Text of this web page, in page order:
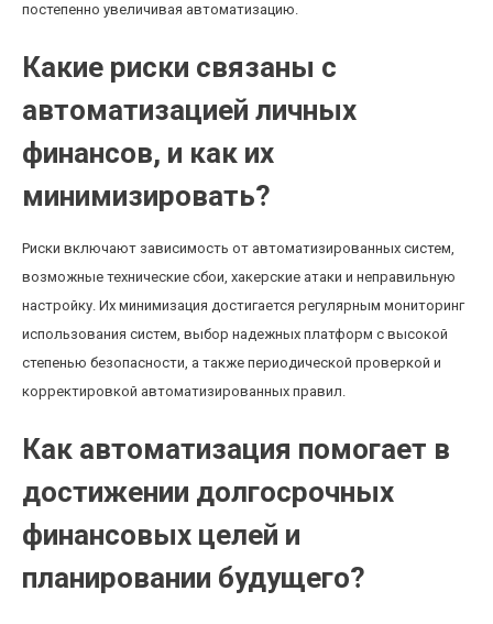
постепенно увеличивая автоматизацию.
Какие риски связаны с
автоматизацией личных
финансов, и как их
минимизировать?
Риски включают зависимость от автоматизированных систем,
возможные технические сбои, хакерские атаки и неправильную
настройку. Их минимизация достигается регулярным мониторинг
использования систем, выбор надежных платформ с высокой
степенью безопасности, а также периодической проверкой и
корректировкой автоматизированных правил.
Как автоматизация помогает в
достижении долгосрочных
финансовых целей и
планировании будущего?